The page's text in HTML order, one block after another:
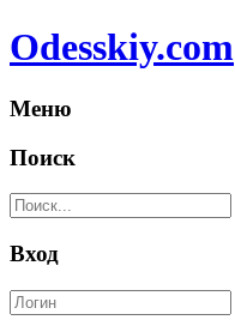
Odesskiy.com
Меню
Поиск
Вход